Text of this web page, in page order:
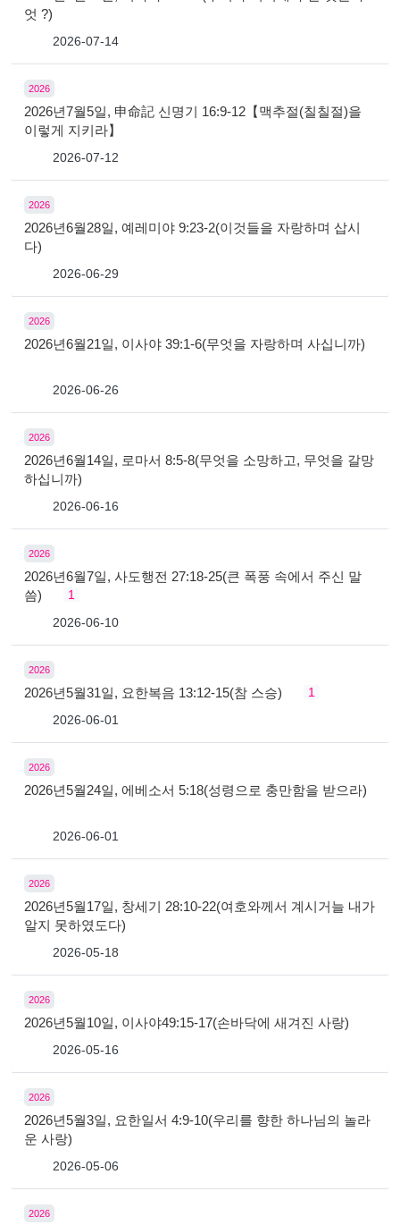
엇 ?)
2026-07-14
2026
2026년7월5일, 申命記 신명기 16:9-12【맥추절(칠칠절)을
이렇게 지키라】
2026-07-12
2026
2026년6월28일, 예레미야 9:23-2(이것들을 자랑하며 삽시
다)
2026-06-29
2026
2026년6월21일, 이사야 39:1-6(무엇을 자랑하며 사십니까)
2026-06-26
2026
2026년6월14일, 로마서 8:5-8(무엇을 소망하고, 무엇을 갈망
하십니까)
2026-06-16
2026
2026년6월7일, 사도행전 27:18-25(큰 폭풍 속에서 주신 말
씀)
1
2026-06-10
2026
2026년5월31일, 요한복음 13:12-15(참 스승)
1
2026-06-01
2026
2026년5월24일, 에베소서 5:18(성령으로 충만함을 받으라)
2026-06-01
2026
2026년5월17일, 창세기 28:10-22(여호와께서 계시거늘 내가
알지 못하였도다)
2026-05-18
2026
2026년5월10일, 이사야49:15-17(손바닥에 새겨진 사랑)
2026-05-16
2026
2026년5월3일, 요한일서 4:9-10(우리를 향한 하나님의 놀라
운 사랑)
2026-05-06
2026